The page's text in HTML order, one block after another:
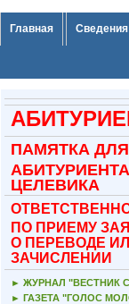
Главная Сведения
ПАМЯТКА ДЛЯ
АБИТУРИЕНТА-
ЦЕЛЕВИКА
ПО ПРИЕМУ
О ПЕРЕВОДЕ
ЗАЧИСЛЕНИИ
► ЖУРНАЛ "ВЕСТНИК
► ГАЗЕТА "ГОЛОС